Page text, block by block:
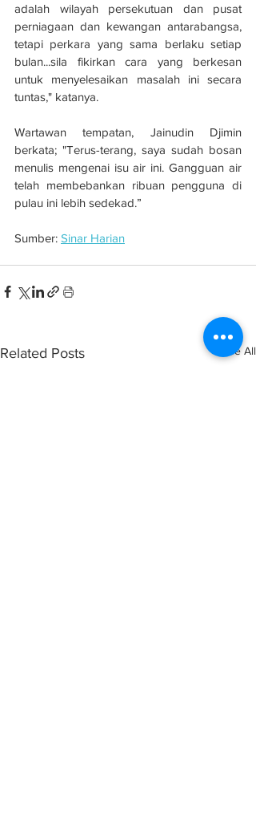
adalah wilayah persekutuan dan pusat
perniagaan dan kewangan antarabangsa,
tetapi perkara yang sama berlaku setiap
bulan...sila fikirkan cara yang berkesan
untuk menyelesaikan masalah ini secara
tuntas," katanya.
Wartawan tempatan, Jainudin Djimin
berkata; "Terus-terang, saya sudah bosan
menulis mengenai isu air ini. Gangguan air
telah membebankan ribuan pengguna di
pulau ini lebih sedekad.”
Sumber: Sinar Harian
Related Posts See All